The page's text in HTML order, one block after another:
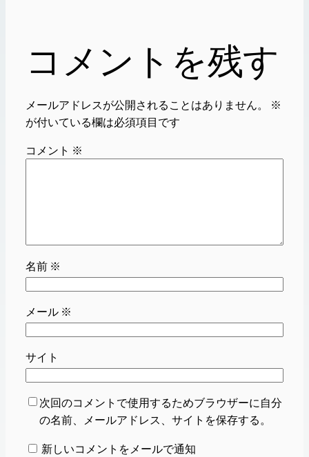
コメントを残す
メールアドレスが公開されることはありません。
※
が付いている欄は必須項目です
コメント ※
名前 ※
メール ※
サイト
次回のコメントで使用するためブラウザーに自分
の名前、メールアドレス、サイトを保存する。
新しいコメントをメールで通知